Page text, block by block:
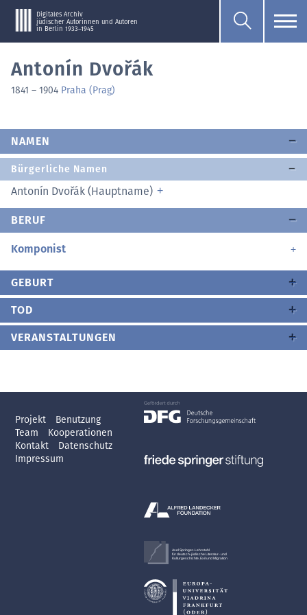
Digitales Archiv
jüdischer Autorinnen und Autoren
in Berlin 1933–1945
Antonín Dvořák
1841 – 1904 Praha (Prag)
NAMEN
Bürgerliche Namen
Antonín Dvořák (Hauptname)
BERUF
Komponist
GEBURT
TOD
VERANSTALTUNGEN
Projekt
Benutzung
Team
Kooperationen
Kontakt
Datenschutz
Impressum
Axel Springer-Lehrstuhl
für deutsch-jüdische Literatur- und
Kulturgeschichte, Exil und Migration